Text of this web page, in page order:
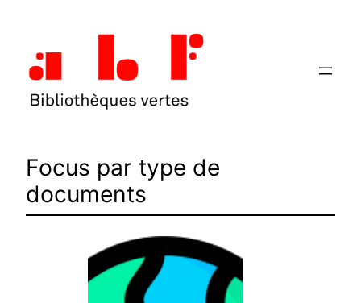
contenu
Focus par type de
documents